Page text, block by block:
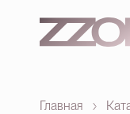
Главная